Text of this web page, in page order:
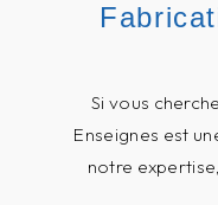
Si vous
Enseignes est
notre